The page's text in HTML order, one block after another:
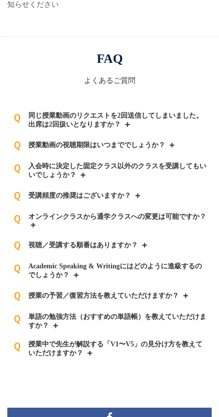
知らせください
FAQ
よくあるご質問
Ｑ
同じ授業動画のリクエストを2回送信してしまいました。
出席は2回扱いとなりますか？
Ｑ 授業動画の視聴期限はいつまででしょうか？
Ｑ
入会時に決定した固定クラス以外のクラスを受講してもい
いでしょうか？
Ｑ 受講頻度の推奨はございますか？
Ｑ オンラインクラスから通学クラスへの変更は可能ですか？
Ｑ 視聴／受講する順番はありますか？
Ｑ
Academic Speaking & Writingにはどのように進級するの
でしょうか？
Ｑ 授業の予習／復習方法を教えていただけますか？
Ｑ
単語の勉強方法（おすすめの単語帳）を教えていただけま
すか？
Ｑ
授業中で先生が解説する「V1〜V5」の見分け方を教えて
いただけますか？